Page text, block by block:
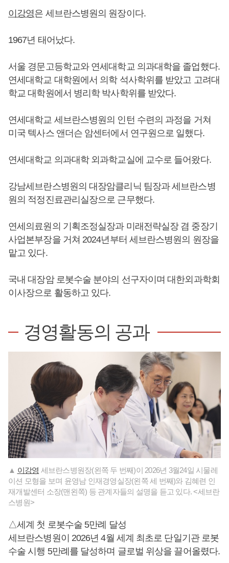
이강영은 세브란스병원의 원장이다.
1967년 태어났다.
서울 경문고등학교와 연세대학교 의과대학을 졸업했다.
연세대학교 대학원에서 의학 석사학위를 받았고 고려대
학교 대학원에서 병리학 박사학위를 받았다.
연세대학교 세브란스병원의 인턴 수련의 과정을 거쳐
미국 텍사스 앤더슨 암센터에서 연구원으로 일했다.
연세대학교 의과대학 외과학교실에 교수로 들어왔다.
강남세브란스병원의 대장암클리닉 팀장과 세브란스병
원의 적정진료관리실장으로 근무했다.
연세의료원의 기획조정실장과 미래전략실장 겸 중장기
사업본부장을 거쳐 2024년부터 세브란스병원의 원장을
맡고 있다.
국내 대장암 로봇수술 분야의 선구자이며 대한외과학회
이사장으로 활동하고 있다.
경영활동의 공과
▲ 이강영 세브란스병원장(왼쪽 두 번째)이 2026년 3월24일 시물레
이션 모형을 보며 윤영남 인재경영실장(왼쪽 세 번째)와 김혜련 인
재개발센터 소장(맨왼쪽) 등 관계자들의 설명을 듣고 있다. <세브란
스병원>
△세계 첫 로봇수술 5만례 달성
세브란스병원이 2026년 4월 세계 최초로 단일기관 로봇
수술 시행 5만례를 달성하며 글로벌 위상을 끌어올렸다.